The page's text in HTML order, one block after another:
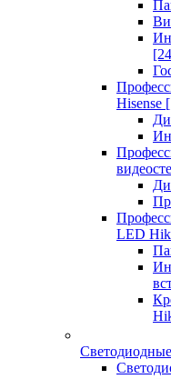
Hisense
LED